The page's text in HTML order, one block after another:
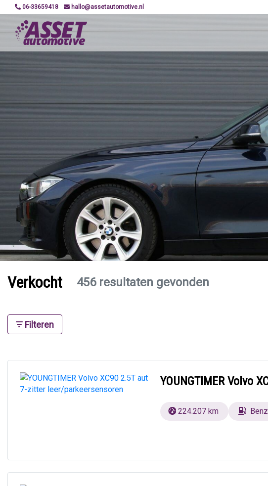
06-33659418 hallo@assetautomotive.nl
Verkocht 456 resultaten gevonden
Filteren
YOUNGTIMER Volvo
224.207 km